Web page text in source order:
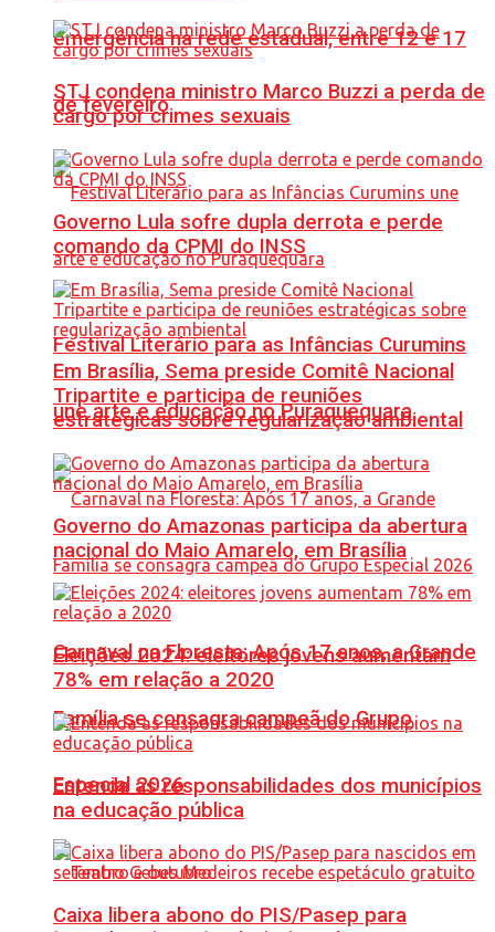
emergência na rede estadual, entre 12 e 17
de fevereiro
Festival Literário para as Infâncias Curumins
une arte e educação no Puraquequara
Carnaval na Floresta: Após 17 anos, a Grande
Família se consagra campeã do Grupo
Especial 2026
STJ condena ministro Marco Buzzi a perda de
cargo por crimes sexuais
Governo Lula sofre dupla derrota e perde
comando da CPMI do INSS
Em Brasília, Sema preside Comitê Nacional
Tripartite e participa de reuniões
estratégicas sobre regularização ambiental
Governo do Amazonas participa da abertura
nacional do Maio Amarelo, em Brasília
Eleições 2024: eleitores jovens aumentam
78% em relação a 2020
Entenda as responsabilidades dos municípios
na educação pública
Caixa libera abono do PIS/Pasep para